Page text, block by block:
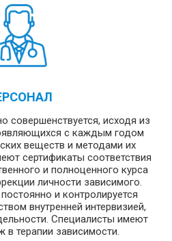
совершенствуется, исходя из
с каждым годом
веществ и методами их
сертификаты соответствия
и полноценного курса
личности зависимого.
и контролируется
внутренней интервизией,
Специалисты имеют
в терапии зависимости.